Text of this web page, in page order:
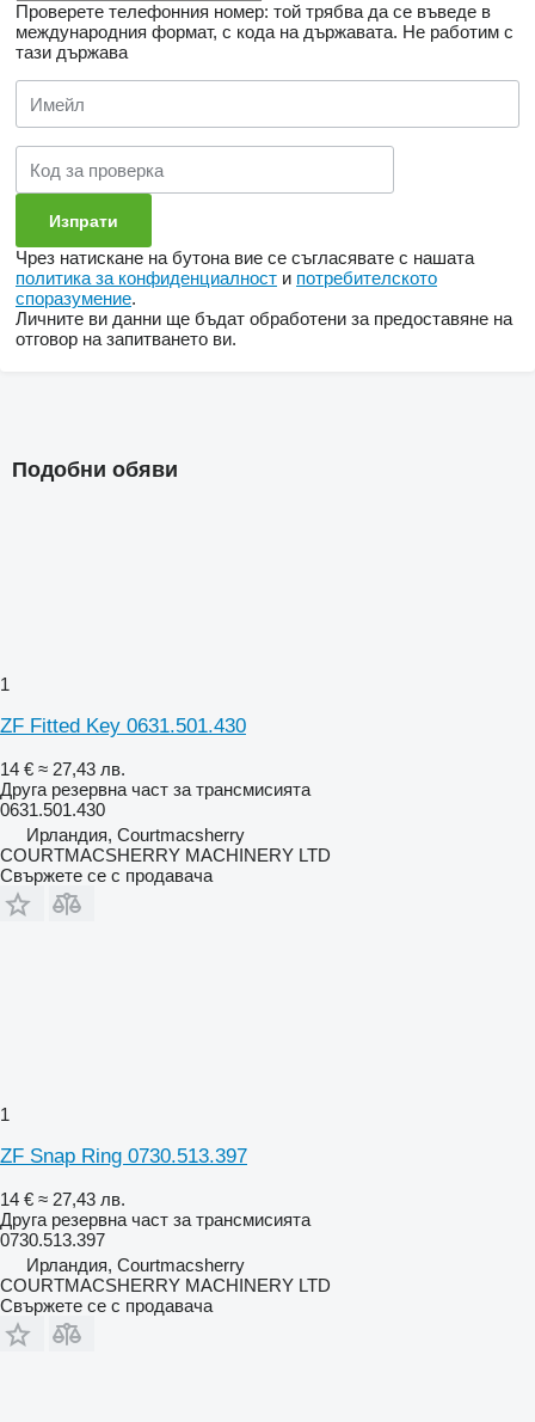
Проверете телефонния номер: той трябва да се въведе в
международния формат, с кода на държавата. Не работим с
тази държава
Чрез натискане на бутона вие се съгласявате с нашата
политика за конфиденциалност и потребителското
споразумение.
Личните ви данни ще бъдат обработени за предоставяне на
отговор на запитването ви.
Подобни обяви
1
ZF Fitted Key 0631.501.430
14 € ≈ 27,43 лв.
Друга резервна част за трансмисията
0631.501.430
Ирландия, Courtmacsherry
COURTMACSHERRY MACHINERY LTD
Свържете се с продавача
1
ZF Snap Ring 0730.513.397
14 € ≈ 27,43 лв.
Друга резервна част за трансмисията
0730.513.397
Ирландия, Courtmacsherry
COURTMACSHERRY MACHINERY LTD
Свържете се с продавача